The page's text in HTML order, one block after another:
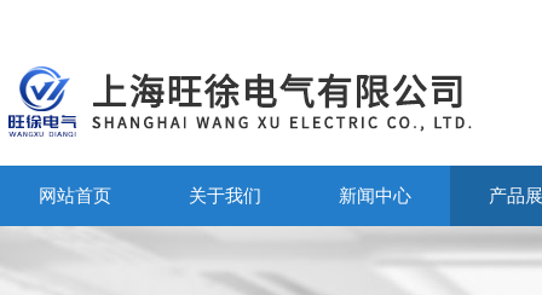
网站首页 关于我们 新闻中心 产品